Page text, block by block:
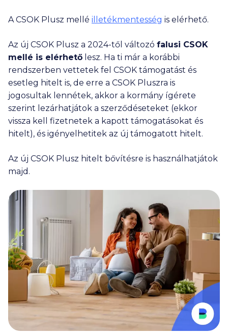
A CSOK Plusz mellé illetékmentesség is elérhető.
Az új CSOK Plusz a 2024-től változó falusi CSOK
mellé is elérhető lesz. Ha ti már a korábbi
rendszerben vettetek fel CSOK támogatást és
esetleg hitelt is, de erre a CSOK Pluszra is
jogosultak lennétek, akkor a kormány ígérete
szerint lezárhatjátok a szerződéseteket (ekkor
vissza kell fizetnetek a kapott támogatásokat és
hitelt), és igényelhetitek az új támogatott hitelt.
Az új CSOK Plusz hitelt bővítésre is használhatjátok
majd.